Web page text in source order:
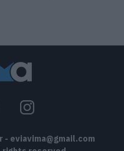
- eviavima@gmail.com